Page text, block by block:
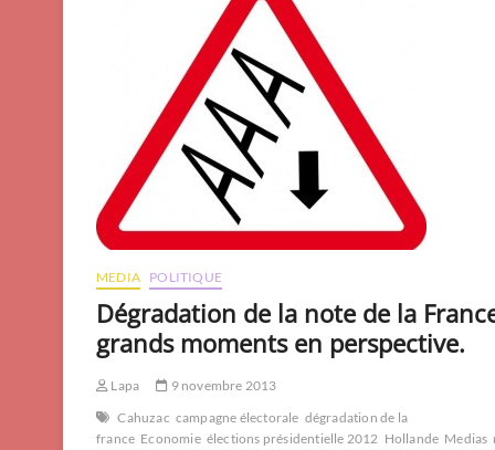
MEDIA POLITIQUE
Dégradation de la note de la
grands moments en perspective.
Lapa
9 novembre 2013
Cahuzac campagne électorale dégradation de la
france Economie élections présidentielle 2012 Hollande Medias